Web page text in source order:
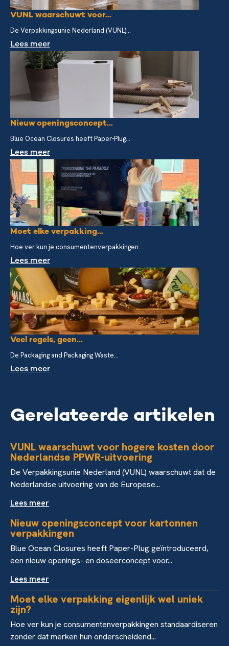
VUNL waarschuwt voor...
De Verpakkingsunie Nederland (VUNL)...
Lees meer
Nieuw openingsconcept...
Blue Ocean Closures heeft Paper-Plug...
Lees meer
Moet elke verpakking...
Hoe ver kun je consumentenverpakkingen...
Lees meer
Veel regels, geen...
De Packaging and Packaging Waste...
Lees meer
Gerelateerde artikelen
VUNL waarschuwt voor hogere kosten door
Nederlandse PPWR-uitvoering
De Verpakkingsunie Nederland (VUNL) waarschuwt dat de
Nederlandse uitvoering van de Europese...
Lees meer
Nieuw openingsconcept voor kartonnen
verpakkingen
Blue Ocean Closures heeft Paper-Plug geïntroduceerd,
een nieuw openings- en doseerconcept voor...
Lees meer
Moet elke verpakking eigenlijk wel uniek
zijn?
Hoe ver kun je consumentenverpakkingen standaardiseren
zonder dat merken hun onderscheidend...